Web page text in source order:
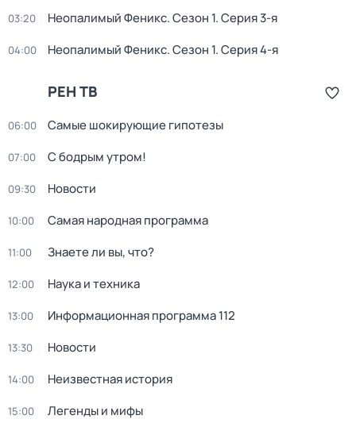
03:20 Неопалимый Феникс. Сезон 1. Серия 3-я
04:00 Неопалимый Феникс. Сезон 1. Серия 4-я
РЕН ТВ
06:00 Самые шoкиpующие гипотезы
07:00 С бодрым утром!
09:30 Новости
10:00 Самая народная программа
11:00 Знаете ли вы, что?
12:00 Наука и техника
13:00 Информационная программа 112
13:30 Новости
14:00 Неизвестная история
15:00 Легенды и мифы